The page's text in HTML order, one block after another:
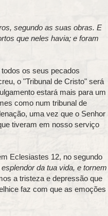
segundo as suas obras. E
que neles havia; e foram
os seus pecados
o "Tribunal de Cristo" será
estará mais para um
como num tribunal de
uma vez que o Senhor
tiveram em nosso serviço
Eclesiastes 12, no segundo
da tua vida, e tornem
a tristeza e depressão que
faz com que as emoções